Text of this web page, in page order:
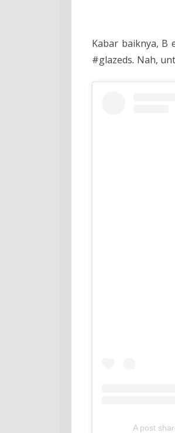
Kabar baiknya, B
#glazeds. Nah,
A post